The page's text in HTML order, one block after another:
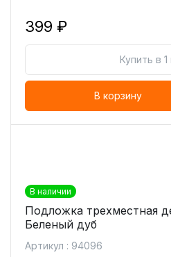
399 ₽
Купить в 1
В корзину
В наличии
Подложка трехместная
Беленый дуб
Артикул : 94096